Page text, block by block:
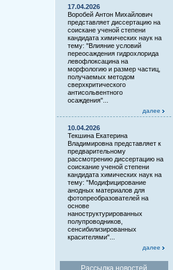
17.04.2026
Воробей Антон Михайлович
представляет диссертацию на
соискане ученой степени
кандидата химических наук на
тему: "Влияние условий
переосаждения гидрохлорида
левофлоксацина на
морфологию и размер частиц,
получаемых методом
сверхкритического
антисольвентного
осаждения"...
далее
10.04.2026
Текшина Екатерина
Владимировна представляет к
предварительному
рассмотрению диссертацию на
соискание ученой степени
кандидата химических наук на
тему: "Модифицирование
анодных материалов для
фотопреобразователей на
основе
наноструктурированных
полупроводников,
сенсибилизированных
красителями"...
далее